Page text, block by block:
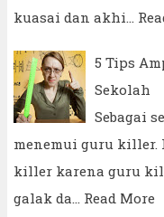
kuasai dan akhi…
5 Tips
Sekolah
Sebagai
menemui guru killer.
killer karena guru
galak da…
Read More